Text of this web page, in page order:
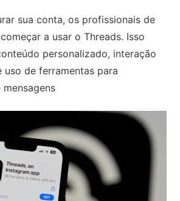
sua conta, os profissionais de
a usar o Threads. Isso
personalizado, interação
uso de ferramentas para